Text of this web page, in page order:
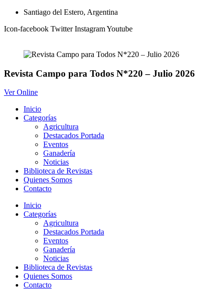
contenido
Santiago del Estero, Argentina
Icon-facebook Twitter InstagramYoutube
Revista Campo para Todos N*220 – Julio 2026
Ver Online
Inicio
Categorías
Agricultura
Destacados Portada
Eventos
Ganadería
Noticias
Biblioteca de Revistas
Quienes Somos
Contacto
Inicio
Categorías
Agricultura
Destacados Portada
Eventos
Ganadería
Noticias
Biblioteca de Revistas
Quienes Somos
Contacto